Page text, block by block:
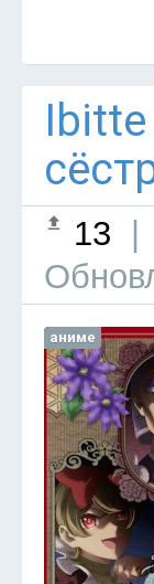
13
аниме